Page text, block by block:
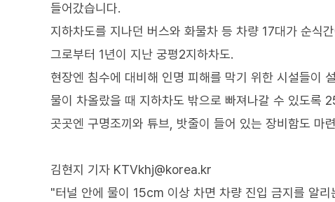
들어갔습니다.
지하차도를 지나던 버스와 화물차 등 차량 17대가 순식
그로부터 1년이 지난 궁평2지하차도.
현장엔 침수에 대비해 인명 피해를 막기 위한 시설들이
물이 차올랐을 때 지하차도 밖으로 빠져나갈 수 있도록
곳곳엔 구명조끼와 튜브, 밧줄이 들어 있는 장비함도 마
김현지 기자 KTVkhj@korea.kr
"터널 안에 물이 15cm 이상 차면 차량 진입 금지를 알